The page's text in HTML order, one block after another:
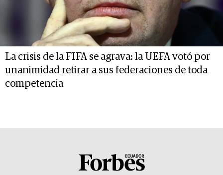
La crisis de la FIFA se agrava: la UEFA votó por
unanimidad retirar a sus federaciones de toda
competencia